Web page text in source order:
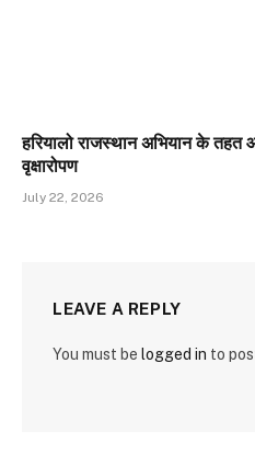
हरियालो राजस्थान अभियान के तहत
वृक्षारोपण
July 22, 2026
LEAVE A REPLY
You must be logged in to